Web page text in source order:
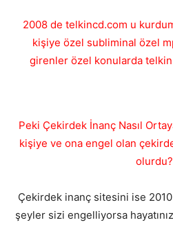
2008 de telkincd.com u
kişiye özel subliminal özel
girenler özel konularda
Peki Çekirdek İnanç Nasıl
kişiye ve ona engel olan
olurdu?
Çekirdek inanç sitesini ise
şeyler sizi engelliyorsa